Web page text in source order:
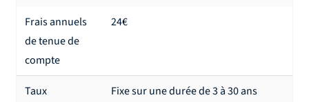
Frais annuels
de tenue de
compte
24€
Taux
Fixe sur une durée de 3 à 30 ans